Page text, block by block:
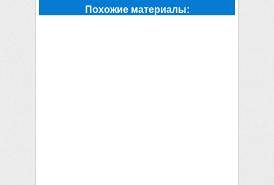
Похожие материалы: